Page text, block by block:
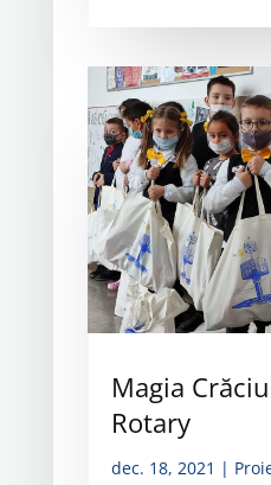
Magia
Rotary
dec. 18, 2021 |